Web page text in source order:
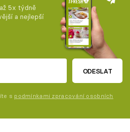
5x týdně
a nejlepší
ODESLAT
s podmínkami zpracování osobních